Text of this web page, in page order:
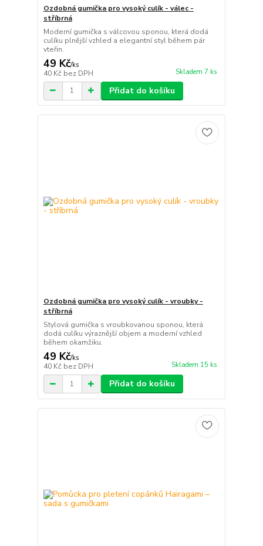
Ozdobná gumička pro vysoký culík - válec -
stříbrná
Moderní gumička s válcovou sponou, která dodá
culíku plnější vzhled a elegantní styl během pár
vteřin.
49 Kč/ks
40 Kč bez DPH Skladem 7 ks
Přidat do košíku
Ozdobná gumička pro vysoký culík - vroubky -
stříbrná
Stylová gumička s vroubkovanou sponou, která
dodá culíku výraznější objem a moderní vzhled
během okamžiku.
49 Kč/ks
40 Kč bez DPH Skladem 15 ks
Přidat do košíku